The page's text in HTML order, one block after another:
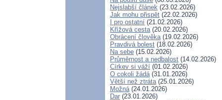
Nejslabší článek (23.02.2026)
Jak mohu přispět (22.02.2026)
I pro ostatní (21.02.2026)
Křížová cesta(20.02.2026)
Obrácení člověka(19.02.2026)
Pravdivá bolest (18.02.2026)
Na sebe (15.02.2026)
Průměrnost a nedbalost (14.02.2026)
Církev si váží (01.02.2026)
O cokoli žádá(31.01.2026)
Větší než ztráta(25.01.2026)
Možná(24.01.2026)
Dar (23.01.2026)